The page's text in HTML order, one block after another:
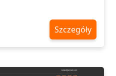
Szczegóły